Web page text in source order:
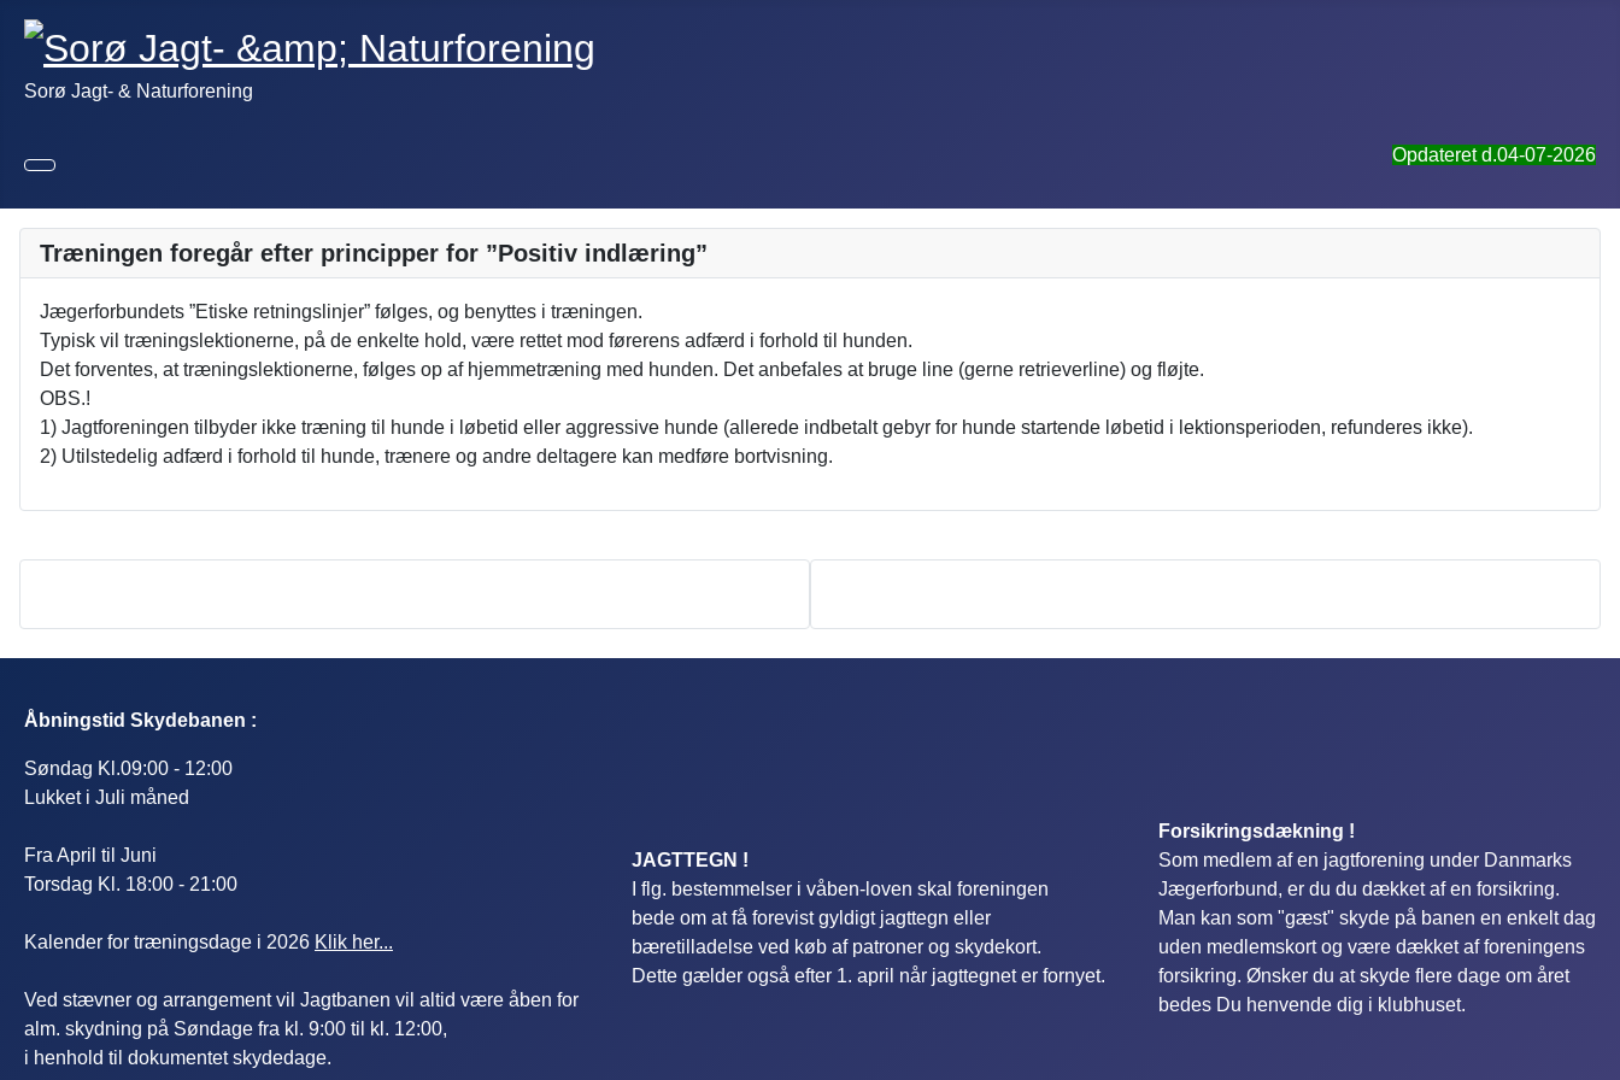
Sorø Jagt- & Naturforening
Opdateret d.04-07-2026
Træningen foregår efter principper for ”Positiv indlæring”
Jægerforbundets ”Etiske retningslinjer” følges, og benyttes i træningen.
Typisk vil træningslektionerne, på de enkelte hold, være rettet mod førerens adfærd i forhold til hunden.
Det forventes, at træningslektionerne, følges op af hjemmetræning med hunden. Det anbefales at bruge line (gerne retrieverline) og fløjte.
OBS.!
1) Jagtforeningen tilbyder ikke træning til hunde i løbetid eller aggressive hunde (allerede indbetalt gebyr for hunde startende løbetid i lektionsperioden, refunderes ikke).
2) Utilstedelig adfærd i forhold til hunde, trænere og andre deltagere kan medføre bortvisning.
Åbningstid Skydebanen :
Søndag Kl.09:00 - 12:00
Lukket i Juli måned
Fra April til Juni
Torsdag Kl. 18:00 - 21:00
Kalender for træningsdage i 2026 Klik her...
Ved stævner og arrangement vil Jagtbanen vil altid være åben for
alm. skydning på Søndage fra kl. 9:00 til kl. 12:00,
i henhold til dokumentet skydedage.
JAGTTEGN !
I flg. bestemmelser i våben-loven skal foreningen
bede om at få forevist gyldigt jagttegn eller
bæretilladelse ved køb af patroner og skydekort.
Dette gælder også efter 1. april når jagttegnet er fornyet.
Forsikringsdækning !
Som medlem af en jagtforening under Danmarks
Jægerforbund, er du du dækket af en forsikring.
Man kan som "gæst" skyde på banen en enkelt dag
uden medlemskort og være dækket af foreningens
forsikring. Ønsker du at skyde flere dage om året
bedes Du henvende dig i klubhuset.